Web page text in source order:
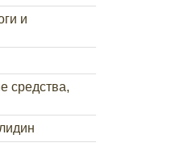
и
средства,